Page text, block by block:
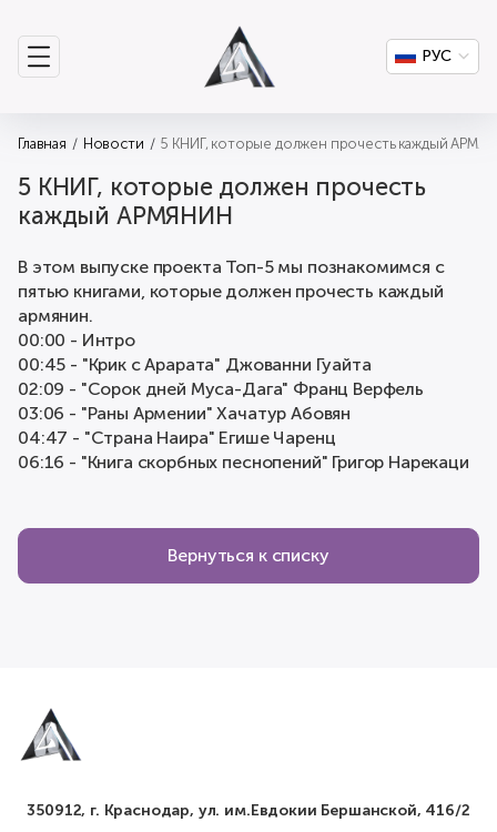
РУС
Главная Новости 5 КНИГ, которые должен прочесть каждый
5 КНИГ, которые должен прочесть
каждый АРМЯНИН
В этом выпуске проекта Топ-5 мы познакомимся с
пятью книгами, которые должен прочесть каждый
армянин.
00:00 - Интро
00:45 - "Крик с Арарата" Джованни Гуайта
02:09 - "Сорок дней Муса-Дага" Франц Верфель
03:06 - "Раны Армении" Хачатур Абовян
04:47 - "Страна Наира" Егише Чаренц
06:16 - "Книга скорбных песнопений" Григор Нарекаци
Вернуться к списку
350912, г. Краснодар, ул. им.Евдокии Бершанской, 416/2